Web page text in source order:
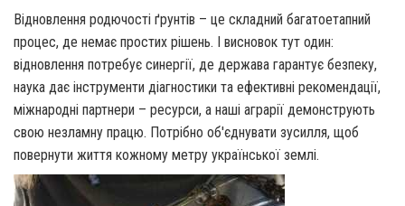
Відновлення родючості ґрунтів – це складний багатоетапний
процес, де немає простих рішень. І висновок тут один:
відновлення потребує синергії, де держава гарантує безпеку,
наука дає інструменти діагностики та ефективні рекомендації,
міжнародні партнери – ресурси, а наші аграрії демонструють
свою незламну працю. Потрібно об'єднувати зусилля, щоб
повернути життя кожному метру української землі.